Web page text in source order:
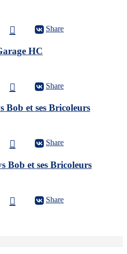
Share
HC
Share
Bob et ses Bricoleurs
Share
Bob et ses Bricoleurs
Share